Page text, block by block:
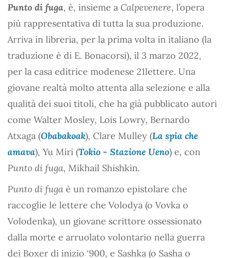
Punto di fuga, è, insieme a Calpevenere, l’opera
più rappresentativa di tutta la sua produzione.
Arriva in libreria, per la prima volta in italiano (la
traduzione è di E. Bonacorsi), il 3 marzo 2022,
per la casa editrice modenese 21lettere. Una
giovane realtà molto attenta alla selezione e alla
qualità dei suoi titoli, che ha già pubblicato autori
come Walter Mosley, Lois Lowry, Bernardo
Atxaga (Obabakoak), Clare Mulley (La spia che
amava), Yu Miri (Tokio - Stazione Ueno) e, con
Punto di fuga, Mikhail Shishkin.
Punto di fuga è un romanzo epistolare che
raccoglie le lettere che Volodya (o Vovka o
Volodenka), un giovane scrittore ossessionato
dalla morte e arruolato volontario nella guerra
dei Boxer di inizio ‘900, e Sashka (o Sasha o